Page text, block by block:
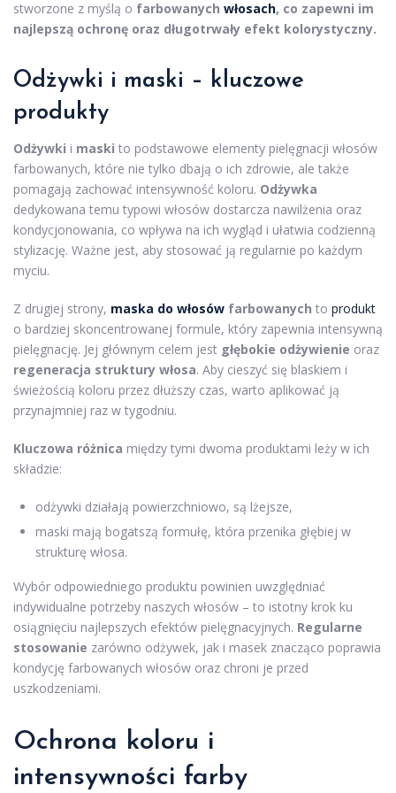
stworzone z myślą o farbowanych włosach, co zapewni im
najlepszą ochronę oraz długotrwały efekt kolorystyczny.
Odżywki i maski – kluczowe
produkty
Odżywki i maski to podstawowe elementy pielęgnacji włosów
farbowanych, które nie tylko dbają o ich zdrowie, ale także
pomagają zachować intensywność koloru. Odżywka
dedykowana temu typowi włosów dostarcza nawilżenia oraz
kondycjonowania, co wpływa na ich wygląd i ułatwia codzienną
stylizację. Ważne jest, aby stosować ją regularnie po każdym
myciu.
Z drugiej strony, maska do włosów farbowanych to produkt
o bardziej skoncentrowanej formule, który zapewnia intensywną
pielęgnację. Jej głównym celem jest głębokie odżywienie oraz
regeneracja struktury włosa. Aby cieszyć się blaskiem i
świeżością koloru przez dłuższy czas, warto aplikować ją
przynajmniej raz w tygodniu.
Kluczowa różnica między tymi dwoma produktami leży w ich
składzie:
odżywki działają powierzchniowo, są lżejsze,
maski mają bogatszą formułę, która przenika głębiej w
strukturę włosa.
Wybór odpowiedniego produktu powinien uwzględniać
indywidualne potrzeby naszych włosów – to istotny krok ku
osiągnięciu najlepszych efektów pielęgnacyjnych. Regularne
stosowanie zarówno odżywek, jak i masek znacząco poprawia
kondycję farbowanych włosów oraz chroni je przed
uszkodzeniami.
Ochrona koloru i
intensywności farby